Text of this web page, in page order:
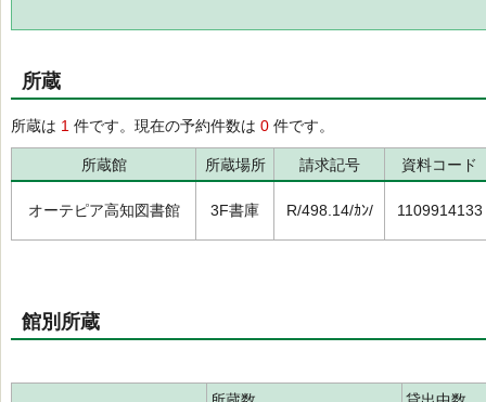
所蔵
所蔵は 1 件です。現在の予約件数は 0 件です。
所蔵館 所蔵場所 請求記号 資料コード
オーテピア高知図書館 3F書庫 R/498.14/ｶﾝ/ 1109914133
館別所蔵